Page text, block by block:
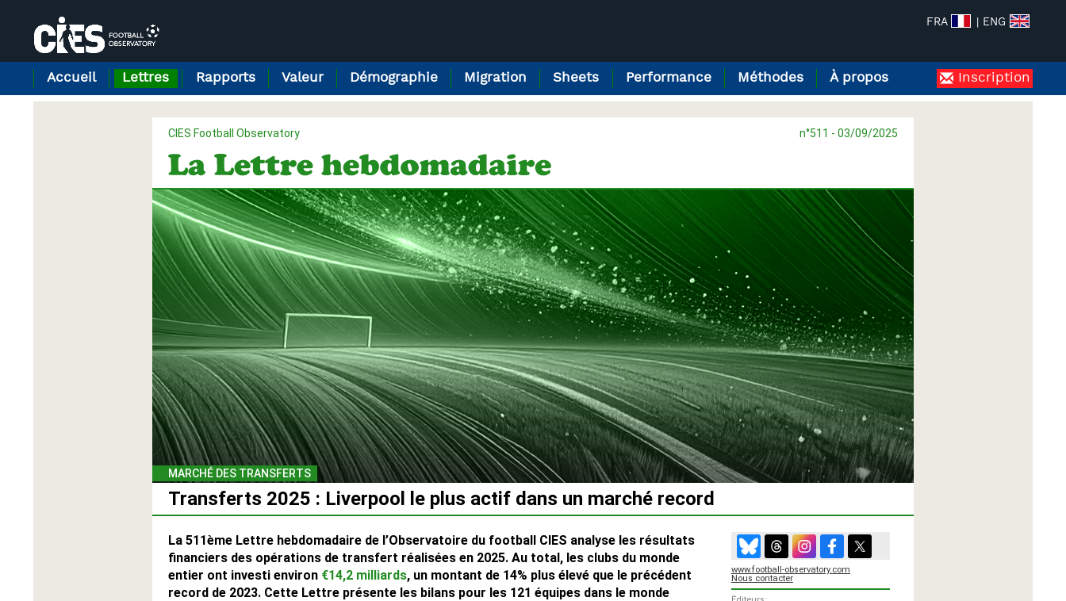
FRA | ENG
À propos
Méthodes
Performance
Sheets
Migration
Démographie
Valeur
Rapports
Lettres
Accueil Inscription